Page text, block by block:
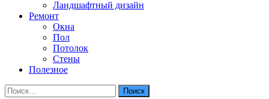
Ландшафтный дизайн
Ремонт
Окна
Пол
Потолок
Стены
Полезное
Найти: